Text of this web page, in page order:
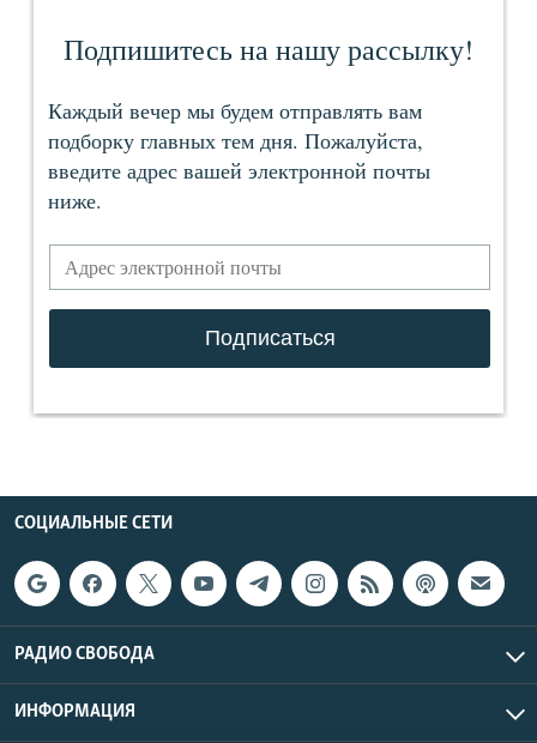
СОЦИАЛЬНЫЕ СЕТИ
РАДИО СВОБОДА
ИНФОРМАЦИЯ